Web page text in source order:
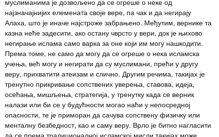
муслиманима је дозвољено да се огреше о неке од
најзначајнијих елемената своје вере, па чак и да негирају
Алаха, што је иначе најстроже забрањено. Међутим, вернике та
казна неће задесити, ако остану чврсто у вери, док је њихово
негирање ислама само варка за оне који им могу нашкодити.
Према томе, не само да могу да се огреше о нека исламска
учења, већ могу и негирати да су муслимани, прећи у другу
веру, прихватити атеизам и слично. Другим речима, такијах је
тренутно прикривање сопствених уверења, ставова, идеја,
осећања, мишљења, стратегија, у тренутку када се верник
налази или би се у будућности могао наћи у непосредној
опасности, те је приморан да сачува сопствену физичку или
менталну безбедност, као и саму веру. Врло је битно нагласити